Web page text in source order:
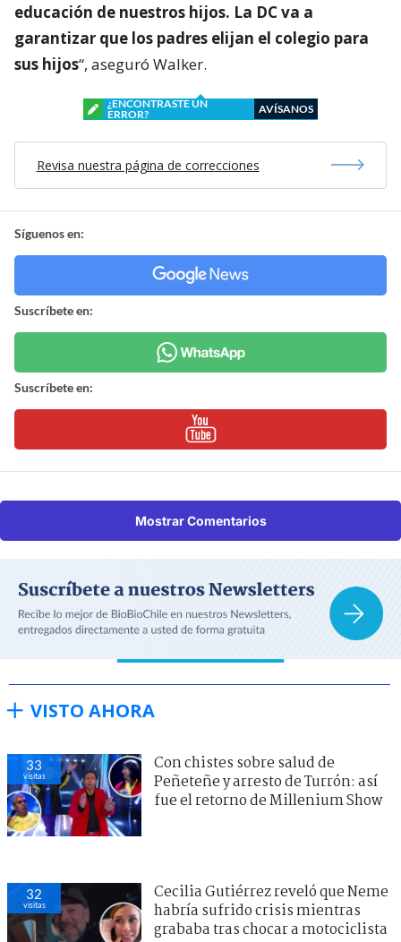
educación de nuestros hijos. La DC va a
garantizar que los padres elijan el colegio para
sus hijos“, aseguró Walker.
¿ENCONTRASTE UN
ERROR?
AVÍSANOS
Revisa nuestra página de correcciones
Síguenos en:
Suscríbete en:
Suscríbete en:
Mostrar Comentarios
VISTO AHORA
33
visitas
Con chistes sobre salud de
Peñeteñe y arresto de Turrón: así
fue el retorno de Millenium Show
32
visitas
Cecilia Gutiérrez reveló que Neme
habría sufrido crisis mientras
grababa tras chocar a motociclista